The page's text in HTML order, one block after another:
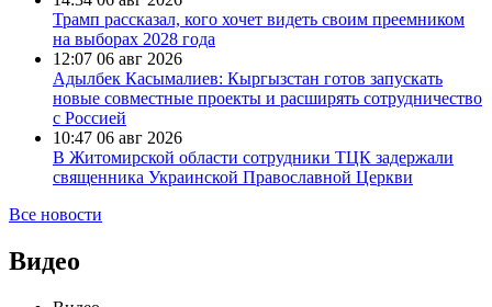
Трамп рассказал, кого хочет видеть своим преемником
на выборах 2028 года
12:07 06 авг 2026
Адылбек Касымалиев: Кыргызстан готов запускать
новые совместные проекты и расширять сотрудничество
с Россией
10:47 06 авг 2026
В Житомирской области сотрудники ТЦК задержали
священника Украинской Православной Церкви
Все новости
Видео